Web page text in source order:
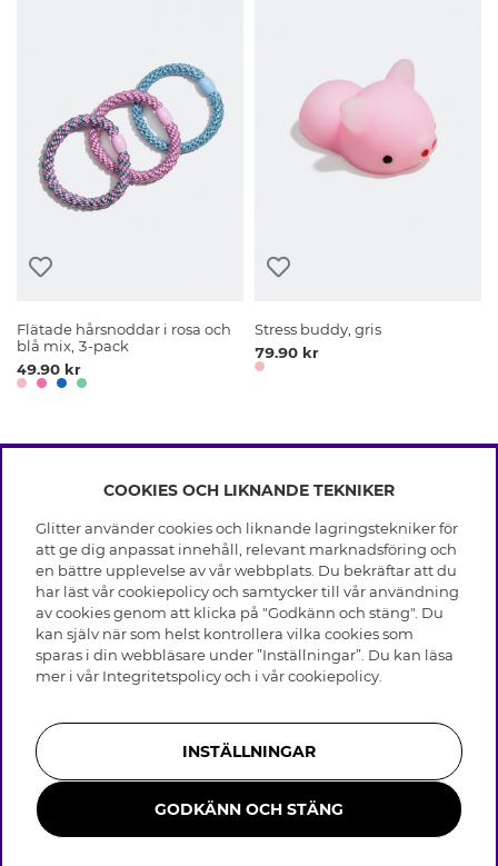
Flätade hårsnoddar i rosa och
blå mix, 3-pack
49.90 kr
Stress buddy, gris
79.90 kr
INFO
Leverans
Villkor
Integritetspolicy
Cookies
Medlemsvillkor
Jobba hos Glitter
Återkallelse
OM GLITTER
Black Friday
Våra butiker
Varumärken
Företagshistoria
Visselblåsning
Press & Samarbeten
HJÄLP
Vanliga frågor
Kundservice
Skötselråd skinnhandskar
Storleksguide för ringar
Smycken i rostfritt stål
Bli medlem
COOKIES OCH LIKNANDE TEKNIKER
Glitter använder cookies och liknande lagringstekniker för
att ge dig anpassat innehåll, relevant marknadsföring och
en bättre upplevelse av vår webbplats. Du bekräftar att du
har läst vår cookiepolicy och samtycker till vår användning
av cookies genom att klicka på "Godkänn och stäng". Du
kan själv när som helst kontrollera vilka cookies som
sparas i din webbläsare under ”Inställningar”. Du kan läsa
mer i vår Integritetspolicyoch i vårcookiepolicy
INSTÄLLNINGAR
GODKÄNN OCH STÄNG